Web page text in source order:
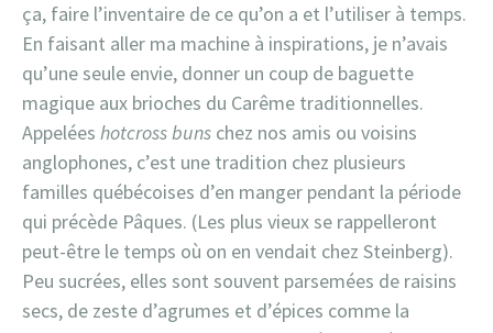
ça, faire l’inventaire de ce qu’on a et l’utiliser à temps.
En faisant aller ma machine à inspirations, je n’avais
qu’une seule envie, donner un coup de baguette
magique aux brioches du Carême traditionnelles.
Appelées hotcross buns chez nos amis ou voisins
anglophones, c’est une tradition chez plusieurs
familles québécoises d’en manger pendant la période
qui précède Pâques. (Les plus vieux se rappelleront
peut-être le temps où on en vendait chez Steinberg).
Peu sucrées, elles sont souvent parsemées de raisins
secs, de zeste d’agrumes et d’épices comme la